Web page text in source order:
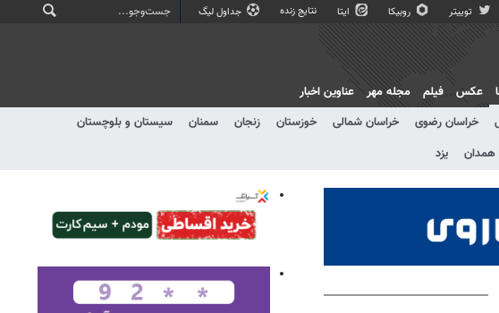
توییتر روبیکا ایتا نتایج زنده جداول لیگ
خراسان رضوی خراسان شمالی خوزستان زنجان سمنان
سیستان و بلوچستان
همدان یزد
عکس فیلم مجله مهر عناوین اخبار